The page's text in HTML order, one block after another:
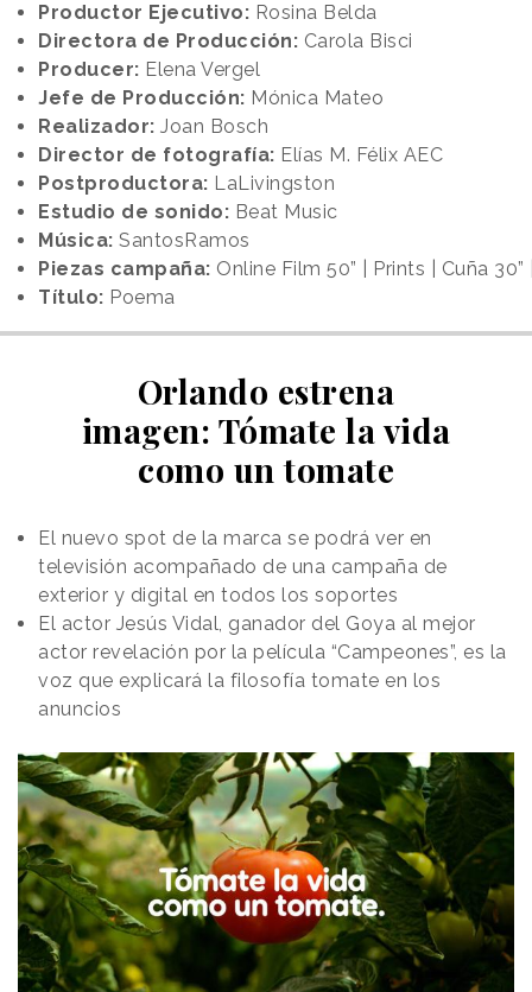
Productor Ejecutivo: Rosina Belda
Directora de Producción: Carola Bisci
Producer: Elena Vergel
Jefe de Producción: Mónica Mateo
Realizador: Joan Bosch
Director de fotografía: Elías M. Félix AEC
Postproductora: LaLivingston
Estudio de sonido: Beat Music
Música: SantosRamos
Piezas campaña: Online Film 50” | Prints | Cuña
Título: Poema
Orlando estrena
imagen: Tómate la vida
como un tomate
El nuevo spot de la marca se podrá ver en
televisión acompañado de una campaña de
exterior y digital en todos los soportes
El actor Jesús Vidal, ganador del Goya al mejor
actor revelación por la película “Campeones”, es la
voz que explicará la filosofía tomate en los
anuncios